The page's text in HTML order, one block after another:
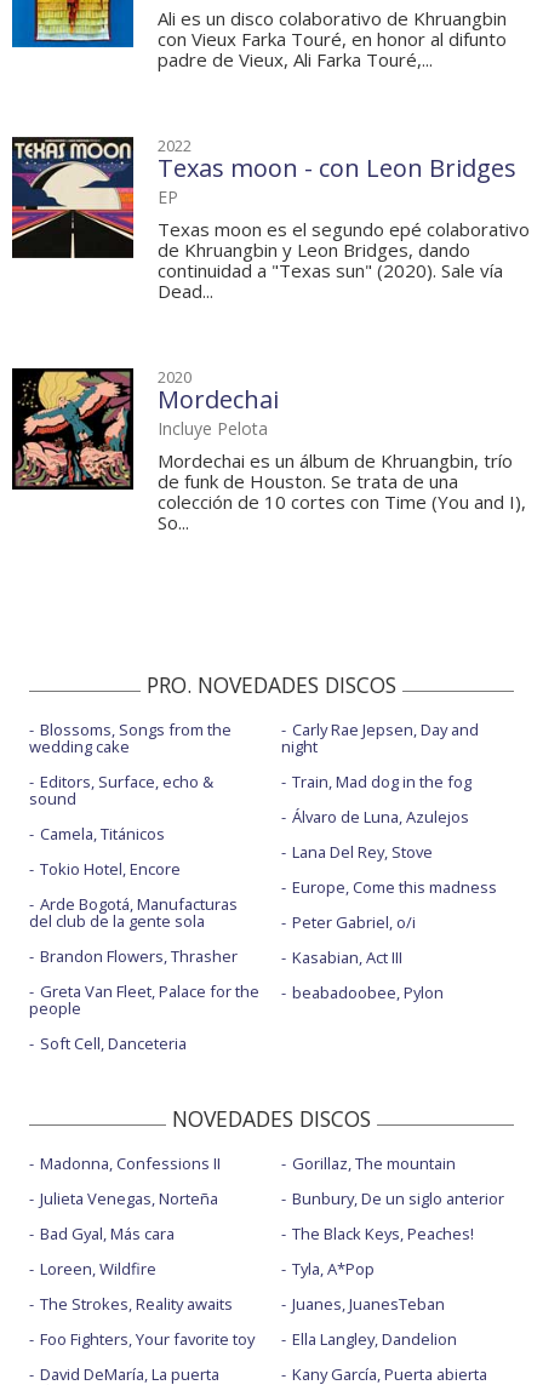
Ali es un disco colaborativo de Khruangbin
con Vieux Farka Touré, en honor al difunto
padre de Vieux, Ali Farka Touré,...
2022
Texas moon - con Leon Bridges
EP
Texas moon es el segundo epé colaborativo
de Khruangbin y Leon Bridges, dando
continuidad a "Texas sun" (2020). Sale vía
Dead...
2020
Mordechai
Incluye Pelota
Mordechai es un álbum de Khruangbin, trío
de funk de Houston. Se trata de una
colección de 10 cortes con Time (You and I),
So...
PRO. NOVEDADES DISCOS
Blossoms, Songs from the
wedding cake
Editors, Surface, echo &
sound
Camela, Titánicos
Tokio Hotel, Encore
Arde Bogotá, Manufacturas
del club de la gente sola
Brandon Flowers, Thrasher
Greta Van Fleet, Palace for the
people
Soft Cell, Danceteria
Carly Rae Jepsen, Day and
night
Train, Mad dog in the fog
Álvaro de Luna, Azulejos
Lana Del Rey, Stove
Europe, Come this madness
Peter Gabriel, o/i
Kasabian, Act III
beabadoobee, Pylon
NOVEDADES DISCOS
Madonna, Confessions II
Julieta Venegas, Norteña
Bad Gyal, Más cara
Loreen, Wildfire
The Strokes, Reality awaits
Foo Fighters, Your favorite toy
David DeMaría, La puerta
Gorillaz, The mountain
Bunbury, De un siglo anterior
The Black Keys, Peaches!
Tyla, A*Pop
Juanes, JuanesTeban
Ella Langley, Dandelion
Kany García, Puerta abierta